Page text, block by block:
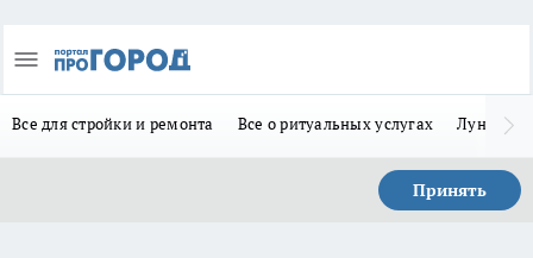
Все для стройки и ремонта Все о ритуальных услугах Лунно-
Принять